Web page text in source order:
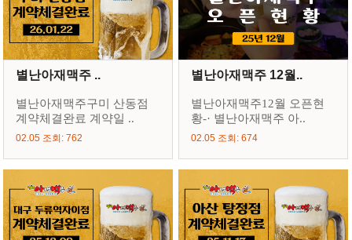
별난아재맥주 ..
별난아재맥주구미 산동점
계약체결완료 계약일 ..
02.05 조회: 762
별난아재맥주 12월..
별난아재맥주12월 오픈현
황-· 별난아재맥주 아..
02.05 조회: 674